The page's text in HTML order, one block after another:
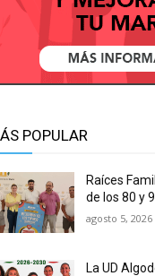
POPULAR
Raíces
de los 80 y
agosto 5, 2026
La UD